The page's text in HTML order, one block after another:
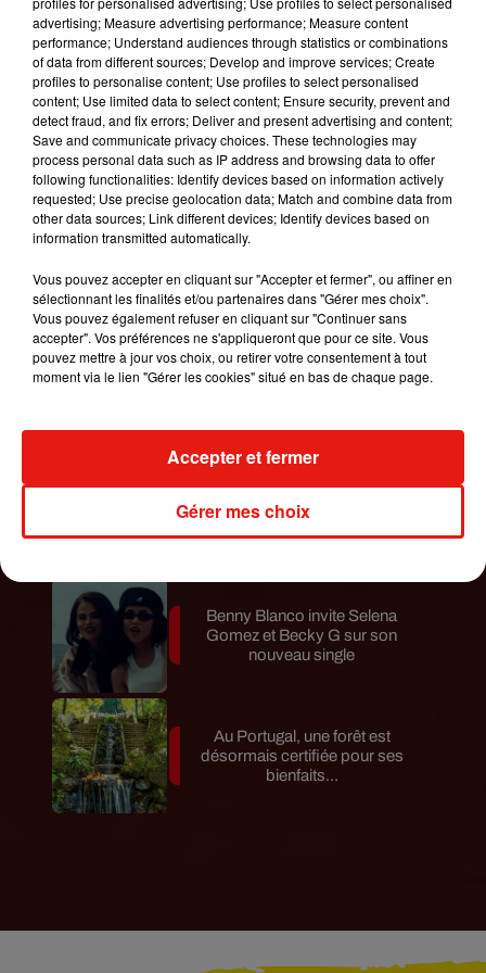
Publié : 3 janvier 2018 à 11h27 par Clément
Gwizdz
Mundo Latino
Guatemala : l'éruption du volcan
de Fuego est terminée
en Argentine, et en pleine...
Karol G dévoile la tracklist de
Au Guatemala, le volcan de
Benny Blanco invite Selena
Gomez et Becky G sur son
nouveau single
Au Portugal, une forêt est
désormais certifiée pour ses
bienfaits...
advertising; Measure advertising performance; Measure content
performance; Understand audiences through statistics or combinations
of data from different sources; Develop and improve services; Create
profiles to personalise content; Use profiles to select personalised
content; Use limited data to select content; Ensure security, prevent and
detect fraud, and fix errors; Deliver and present advertising and content;
Save and communicate privacy choices. These technologies may
process personal data such as IP address and browsing data to offer
following functionalities: Identify devices based on information actively
requested; Use precise geolocation data; Match and combine data from
other data sources; Link different devices; Identify devices based on
information transmitted automatically.
Vous pouvez accepter en cliquant sur "Accepter et fermer", ou affiner en
sélectionnant les finalités et/ou partenaires dans "Gérer mes choix".
Vous pouvez également refuser en cliquant sur "Continuer sans
accepter". Vos préférences ne s'appliqueront que pour ce site. Vous
pouvez mettre à jour vos choix, ou retirer votre consentement à tout
moment via le lien "Gérer les cookies" situé en bas de chaque page.
Gérer mes choix
Accepter et fermer